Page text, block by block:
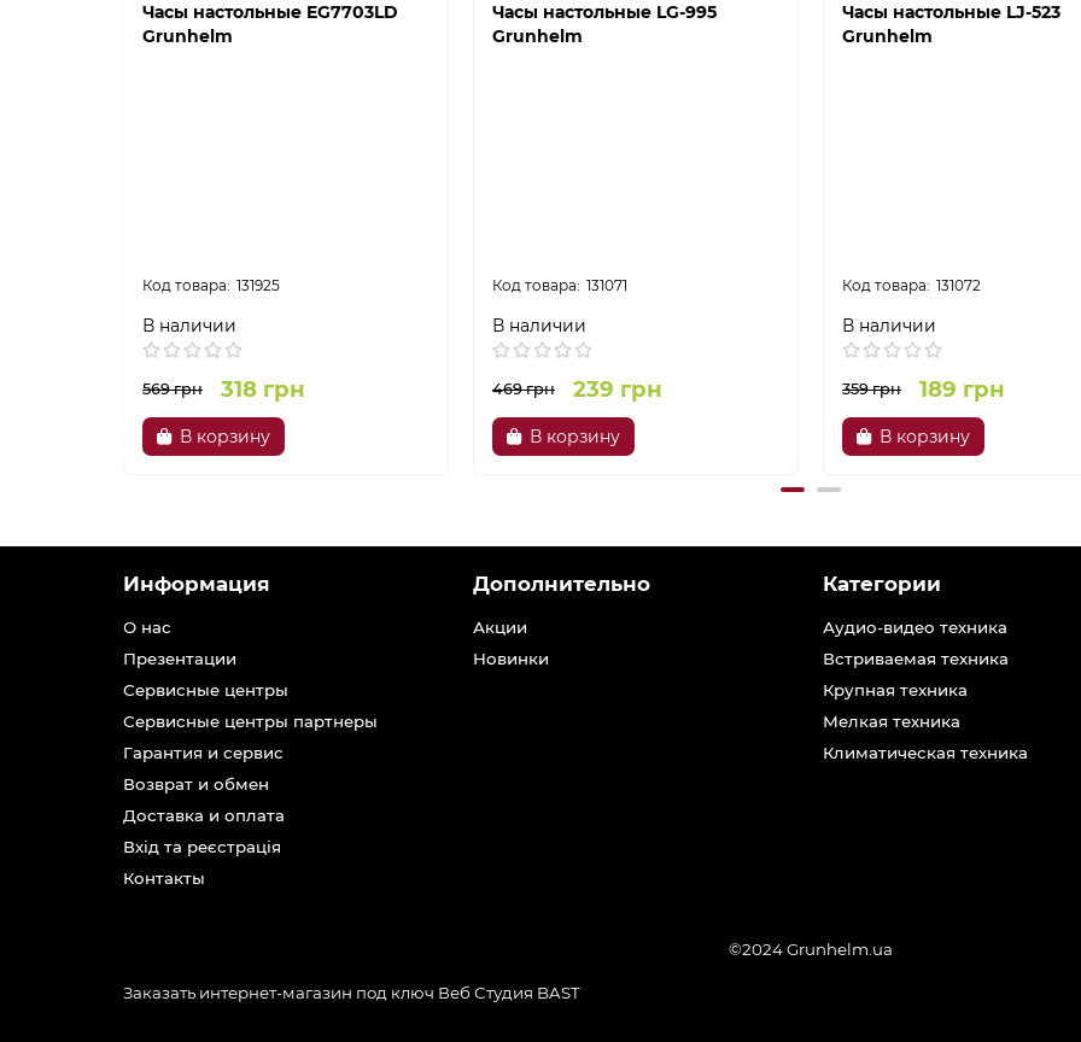
Часы настольные EG7703LD
Grunhelm
131925
В наличии
569 грн 318 грн
В корзину
Часы настольные LG-995
Grunhelm
131071
В наличии
469 грн 239 грн
В корзину
Часы настольные LJ-523
Grunhelm
131072
В наличии
359 грн 189 грн
В корзину
Информация
О нас
Презентации
Сервисные центры
Сервисные центры партнеры
Гарантия и сервис
Возврат и обмен
Доставка и оплата
Вхід та реєстрація
Контакты
Дополнительно
Акции
Новинки
Категории
Аудио-видео техника
Встриваемая техника
Крупная техника
Мелкая техника
Климатическая техника
©2024 Grunhelm.ua
Заказать интернет-магазин под ключ Веб Студия BAST